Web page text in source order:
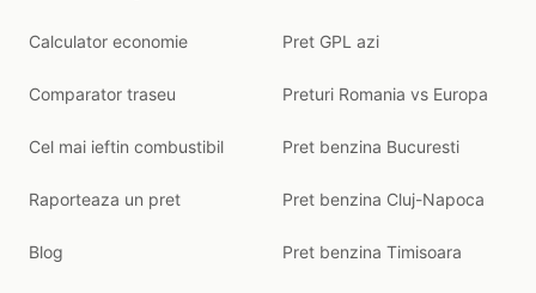
Calculator economie
Comparator traseu
Cel mai ieftin combustibil
Raporteaza un pret
Blog
Pret GPL azi
Preturi Romania vs Europa
Pret benzina Bucuresti
Pret benzina Cluj-Napoca
Pret benzina Timisoara